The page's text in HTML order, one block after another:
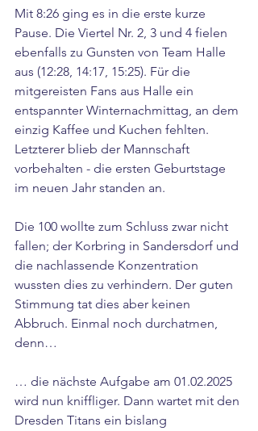
Mit 8:26 ging es in die erste kurze
Pause. Die Viertel Nr. 2, 3 und 4 fielen
ebenfalls zu Gunsten von Team Halle
aus (12:28, 14:17, 15:25). Für die
mitgereisten Fans aus Halle ein
entspannter Winternachmittag, an dem
einzig Kaffee und Kuchen fehlten.
Letzterer blieb der Mannschaft
vorbehalten - die ersten Geburtstage
im neuen Jahr standen an.
Die 100 wollte zum Schluss zwar nicht
fallen; der Korbring in Sandersdorf und
die nachlassende Konzentration
wussten dies zu verhindern. Der guten
Stimmung tat dies aber keinen
Abbruch. Einmal noch durchatmen,
denn…
… die nächste Aufgabe am 01.02.2025
wird nun kniffliger. Dann wartet mit den
Dresden Titans ein bislang